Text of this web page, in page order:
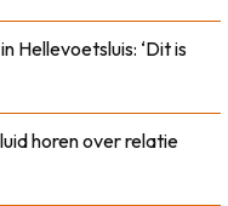
Hellevoetsluis: ‘Dit is
horen over relatie